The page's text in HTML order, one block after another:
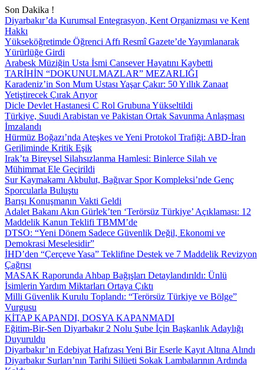
Son Dakika !
Diyarbakır’da Kurumsal Entegrasyon, Kent Organizması ve Kent
Hakkı
Yükseköğretimde Öğrenci Affı Resmî Gazete’de Yayımlanarak
Yürürlüğe Girdi
Arabesk Müziğin Usta İsmi Cansever Hayatını Kaybetti
TARİHİN “DOKUNULMAZLAR” MEZARLIĞI
Karadeniz’in Son Mum Ustası Yaşar Çakır: 50 Yıllık Zanaat
Yetiştirecek Çırak Arıyor
Dicle Devlet Hastanesi C Rol Grubuna Yükseltildi
Türkiye, Suudi Arabistan ve Pakistan Ortak Savunma Anlaşması
İmzalandı
Hürmüz Boğazı’nda Ateşkes ve Yeni Protokol Trafiği: ABD-İran
Geriliminde Kritik Eşik
Irak’ta Bireysel Silahsızlanma Hamlesi: Binlerce Silah ve
Mühimmat Ele Geçirildi
Sur Kaymakamı Akbulut, Bağıvar Spor Kompleksi’nde Genç
Sporcularla Buluştu
Barışı Konuşmanın Vakti Geldi
Adalet Bakanı Akın Gürlek’ten ‘Terörsüz Türkiye’ Açıklaması: 12
Maddelik Kanun Teklifi TBMM’de
DTSO: “Yeni Dönem Sadece Güvenlik Değil, Ekonomi ve
Demokrasi Meselesidir”
İHD’den “Çerçeve Yasa” Teklifine Destek ve 7 Maddelik Revizyon
Çağrısı
MASAK Raporunda Ahbap Bağışları Detaylandırıldı: Ünlü
İsimlerin Yardım Miktarları Ortaya Çıktı
Milli Güvenlik Kurulu Toplandı: “Terörsüz Türkiye ve Bölge”
Vurgusu
KİTAP KAPANDI, DOSYA KAPANMADI
Eğitim-Bir-Sen Diyarbakır 2 Nolu Şube İçin Başkanlık Adaylığı
Duyuruldu
Diyarbakır’ın Edebiyat Hafızası Yeni Bir Eserle Kayıt Altına Alındı
Diyarbakır Surları’nın Tarihi Silüeti Sokak Lambalarının Ardında